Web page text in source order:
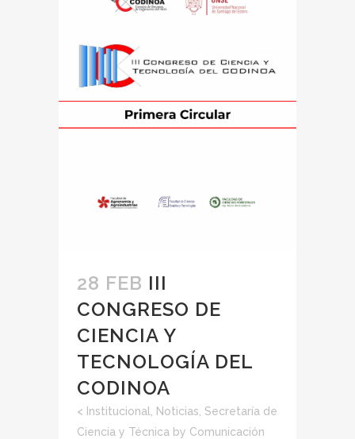
28 FEB III
CONGRESO DE
CIENCIA Y
TECNOLOGÍA DEL
CODINOA
< Institucional Noticias Secretaría de
Ciencia y Técnica by Comunicación